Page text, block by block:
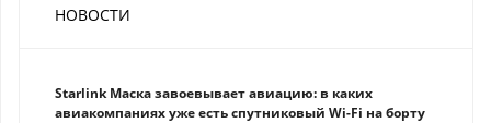
НОВОСТИ
Starlink Маска завоевывает авиацию: в каких
авиакомпаниях уже есть спутниковый Wi-Fi на борту